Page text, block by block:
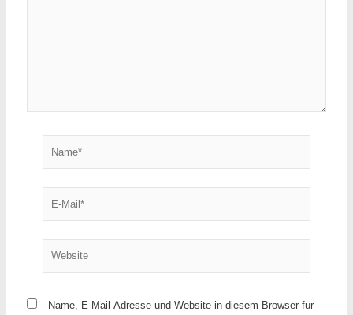
Name, E-Mail-Adresse und Website in diesem Browser für